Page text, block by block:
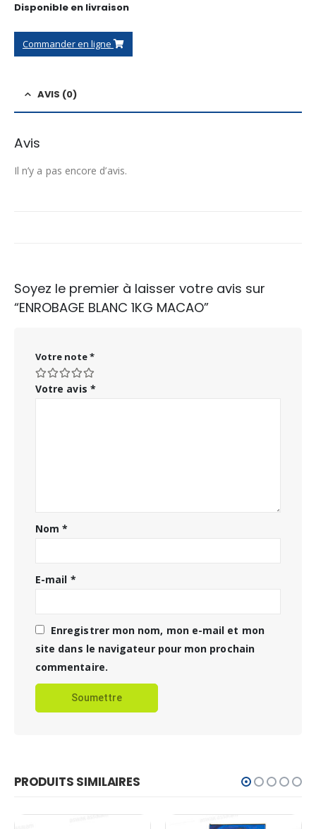
Disponible en livraison
Commander en ligne
AVIS (0)
Avis
Il n’y a pas encore d’avis.
Soyez le premier à laisser votre avis sur
“ENROBAGE BLANC 1KG MACAO”
Votre note*
Votre avis *
Nom*
E-mail *
Enregistrer mon nom, mon e-mail et mon
site dans le navigateur pour mon prochain
commentaire.
PRODUITS SIMILAIRES